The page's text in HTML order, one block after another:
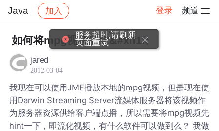
Java 加入 登录 频道
社区 Java 帖子详情
如何将mpg视频流化&#xff1f;
jared
2012-03-04
我现在可以使用JMF播放本地的mpg视频，但是现在使
用Darwin Streaming Server流媒体服务器将该视频作
为服务器资源供给客户端点播，所以需要将mpg视频先
hint一下，即流化视频，有什么软件可以做到么？ 我做
服务超时,请刷新
页面重试